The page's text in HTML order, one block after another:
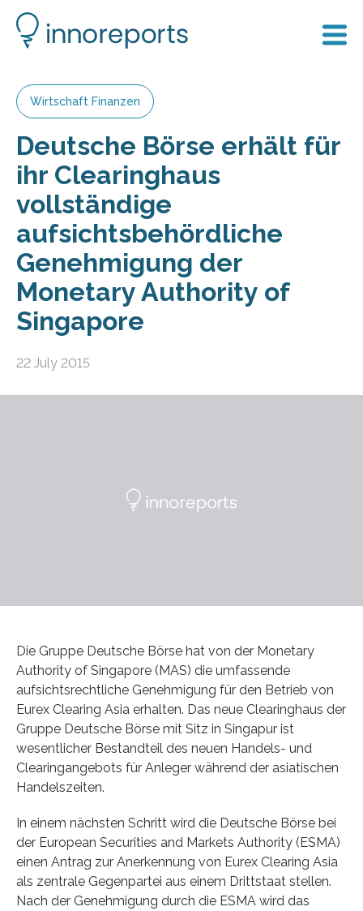
Wirtschaft Finanzen
Deutsche Börse erhält für
ihr Clearinghaus
vollständige
aufsichtsbehördliche
Genehmigung der
Monetary Authority of
Singapore
22 July 2015
Die Gruppe Deutsche Börse hat von der Monetary
Authority of Singapore (MAS) die umfassende
aufsichtsrechtliche Genehmigung für den Betrieb von
Eurex Clearing Asia erhalten. Das neue Clearinghaus der
Gruppe Deutsche Börse mit Sitz in Singapur ist
wesentlicher Bestandteil des neuen Handels- und
Clearingangebots für Anleger während der asiatischen
Handelszeiten.
In einem nächsten Schritt wird die Deutsche Börse bei
der European Securities and Markets Authority (ESMA)
einen Antrag zur Anerkennung von Eurex Clearing Asia
als zentrale Gegenpartei aus einem Drittstaat stellen.
Nach der Genehmigung durch die ESMA wird das